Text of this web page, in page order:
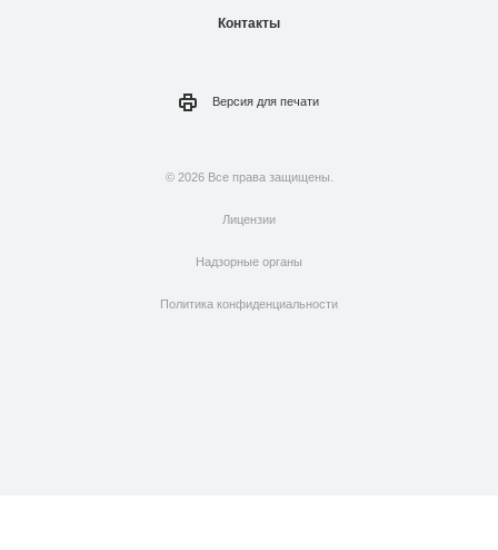
Контакты
Версия для печати
© 2026 Все права защищены.
Лицензии
Надзорные органы
Политика конфиденциальности